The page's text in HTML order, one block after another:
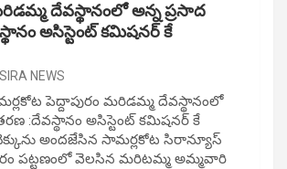
దేవస్థానంలో అన్న ప్రసాద
అసిస్టెంట్ కమిషనర్ కే
SIRA NEWS
పెద్దాపురం మరిడమ్మ దేవస్థానంలో
:దేవస్థానం అసిస్టెంట్ కమిషనర్ కే
అందజేసిన సామర్లకోట సిరాన్యూస్
పట్టణంలో వెలసిన మరిటమ్మ అమ్మవారి